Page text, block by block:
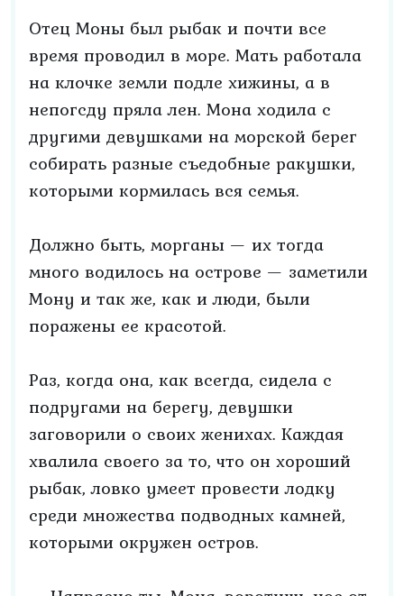
Отец Моны был рыбак и почти все
время проводил в море. Мать работала
на клочке земли подле хижины, а в
непогсду пряла лен. Мона ходила с
другими девушками на морской берег
собирать разные съедобные ракушки,
которыми кормилась вся семья.
Должно быть, морганы — их тогда
много водилось на острове — заметили
Мону и так же, как и люди, были
поражены ее красотой.
Раз, когда она, как всегда, сидела с
подругами на берегу, девушки
заговорили о своих женихах. Каждая
хвалила своего за то, что он хороший
рыбак, ловко умеет провести лодку
среди множества подводных камней,
которыми окружен остров.